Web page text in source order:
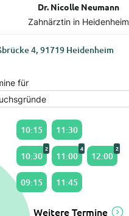
Dr. Nicolle Neumann
Zahnärztin in Heidenheim
4, 91719 Heidenheim
für
10:15 11:30
10:30
2
11:00
4
12:00
2
09:15 11:45
Weitere Termine